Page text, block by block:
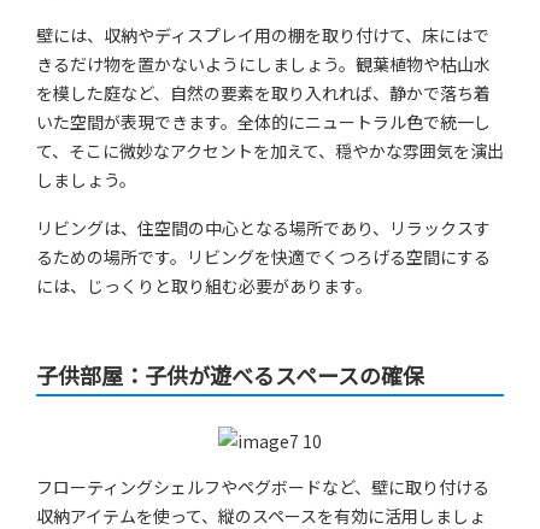
壁には、収納やディスプレイ用の棚を取り付けて、床にはで
きるだけ物を置かないようにしましょう。観葉植物や枯山水
を模した庭など、自然の要素を取り入れれば、静かで落ち着
いた空間が表現できます。全体的にニュートラル色で統一し
て、そこに微妙なアクセントを加えて、穏やかな雰囲気を演出
しましょう。
リビングは、住空間の中心となる場所であり、リラックスす
るための場所です。リビングを快適でくつろげる空間にする
には、じっくりと取り組む必要があります。
子供部屋：子供が遊べるスペースの確保
フローティングシェルフやペグボードなど、壁に取り付ける
収納アイテムを使って、縦のスペースを有効に活用しましょ